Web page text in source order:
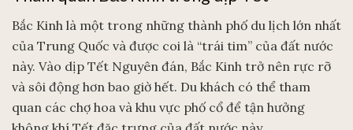
Bắc Kinh là một trong những thành phố du lịch lớn nhất
của Trung Quốc và được coi là “trái tim” của đất nước
này. Vào dịp Tết Nguyên đán, Bắc Kinh trở nên rực rỡ
và sôi động hơn bao giờ hết. Du khách có thể tham
quan các chợ hoa và khu vực phố cổ để tận hưởng